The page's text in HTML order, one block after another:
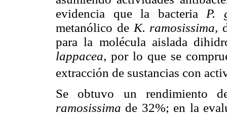
evidencia que la bacteria P.
metanólico de K. ramosissima,
para la molécula aislada
lappacea, por lo que se
extracción de sustancias con
Se obtuvo un rendimiento
ramosissima de 32%; en la